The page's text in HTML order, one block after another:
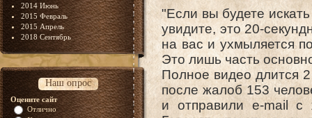
2014 Июнь
2015 Февраль
2015 Апрель
2018 Сентябрь
Наш опрос
Оцените сайт
Отлично
"Если вы будете
увидите, это 20-
на вас и ухмыляется
Это лишь часть
Полное видео длится
после жалоб 153
и отправили e-mail